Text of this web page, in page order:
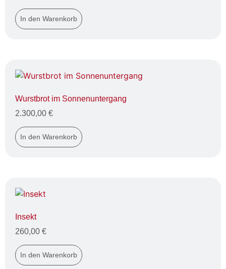
In den Warenkorb
Wurstbrot im Sonnenuntergang
2.300,00 €
In den Warenkorb
Insekt
260,00 €
In den Warenkorb